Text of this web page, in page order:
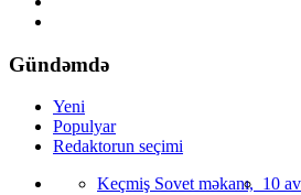
Gündəmdə
Yeni
Populyar
Redaktorun seçimi
Keçmiş Sovet məkanı, 10